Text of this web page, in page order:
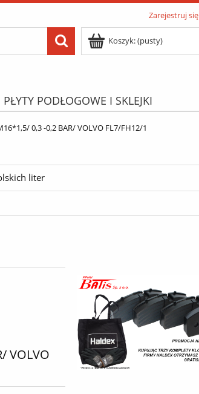
Zarejestruj się
Koszyk:(pusty)
PŁYTY PODŁOGOWE I SKLEJKI
"BATIS" Menu
0,3 -0,2 BAR/ VOLVO FL7/FH12/1
liter
VOLVO